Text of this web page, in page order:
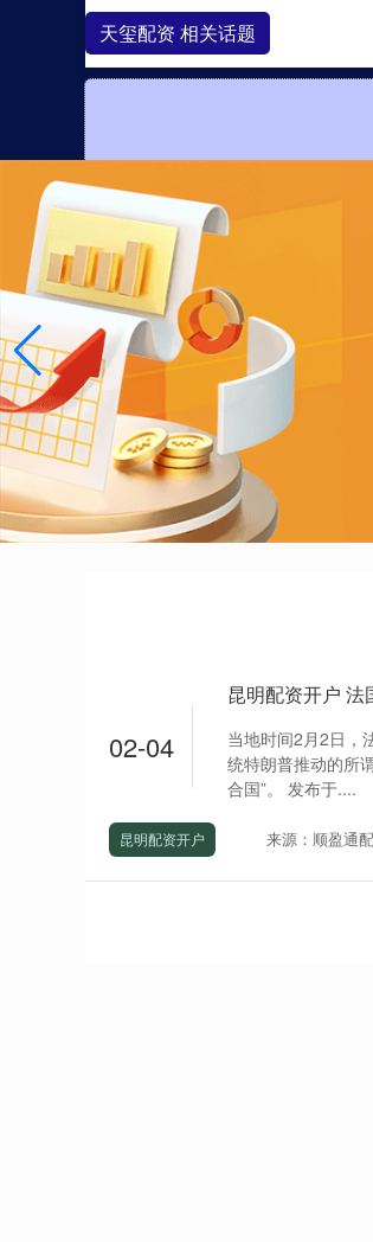
天玺配资 相关话题
02-04
昆明配资开户 法
当地时间2月2日，
统特朗普推动的所
合国”。 发布于....
昆明配资开户 来源：顺盈通